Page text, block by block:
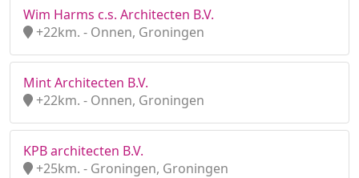
Wim Harms c.s. Architecten B.V.
+22km. - Onnen, Groningen
Mint Architecten B.V.
+22km. - Onnen, Groningen
KPB architecten B.V.
+25km. - Groningen, Groningen